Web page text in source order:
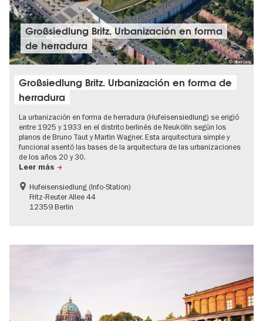
© Oliver Lang
Großsiedlung Britz. Urbanización en forma
de herradura
Großsiedlung Britz. Urbanización en forma de
herradura
La urbanización en forma de herradura (Hufeisensiedlung) se erigió
entre 1925 y 1933 en el distrito berlinés de Neukölln según los
planos de Bruno Taut y Martin Wagner. Esta arquitectura simple y
funcional asentó las bases de la arquitectura de las urbanizaciones
de los años 20 y 30.
Leer más
Hufeisensiedlung (Info-Station)
Fritz-Reuter Allee 44
12359 Berlin